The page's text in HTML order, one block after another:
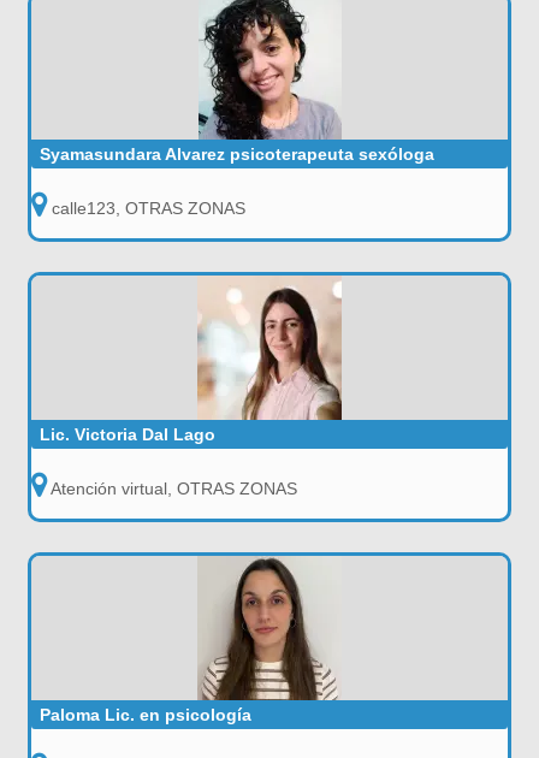
Syamasundara Alvarez psicoterapeuta sexóloga
calle123, OTRAS ZONAS
Lic. Victoria Dal Lago
Atención virtual, OTRAS ZONAS
Paloma Lic. en psicología